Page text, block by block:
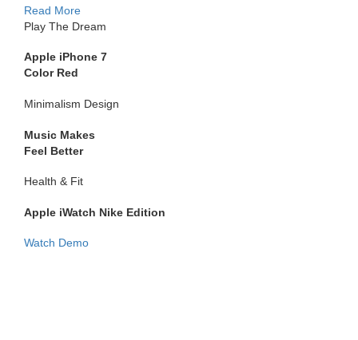
Read More
Play The Dream
Apple iPhone 7
Color Red
Minimalism Design
Music Makes
Feel Better
Health & Fit
Apple iWatch Nike Edition
Watch Demo